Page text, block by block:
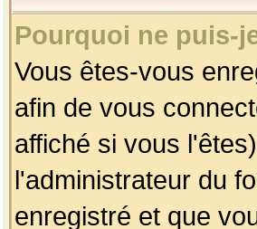
Pourquoi ne puis-
Vous êtes-vous
afin de vous
affiché si vous
l'administrateur du
enregistré et que